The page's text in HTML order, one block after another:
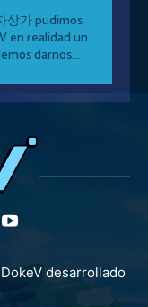
상가 pudimos
en realidad un
darnos...
desarrollado